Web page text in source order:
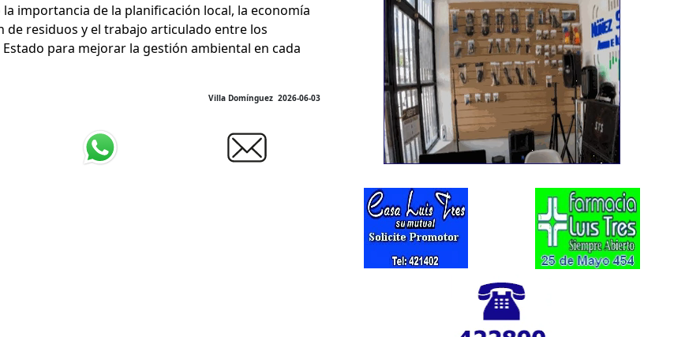
la importancia de la planificación local, la economía
de residuos y el trabajo articulado entre los
para mejorar la gestión ambiental en cada
Villa Domínguez 2026-06-03